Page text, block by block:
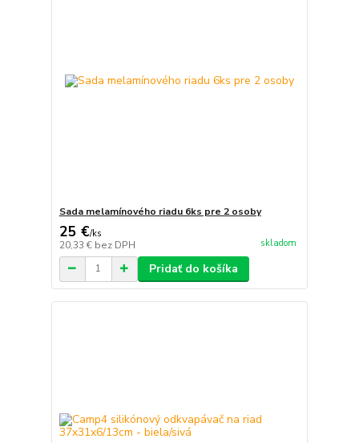
Sada melamínového riadu 6ks pre 2 osoby
25 €/ks
20,33 € bez DPH skladom
Pridať do košíka